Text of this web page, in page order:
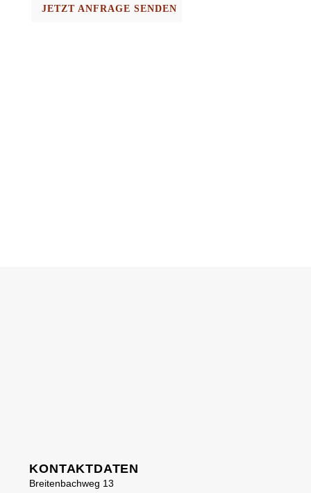
JETZT ANFRAGE SENDEN
KONTAKTDATEN
Breitenbachweg 13